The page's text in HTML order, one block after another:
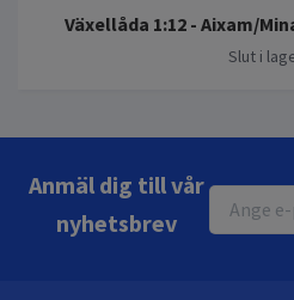
Växellåda 1:12 - Aixam/
Slut i
Anmäl dig till vår
nyhetsbrev